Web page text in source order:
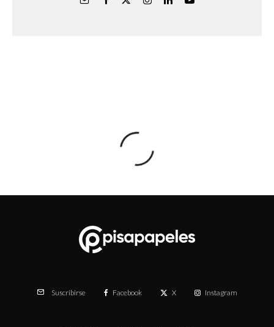
Suscribirse Facebook X Instagram